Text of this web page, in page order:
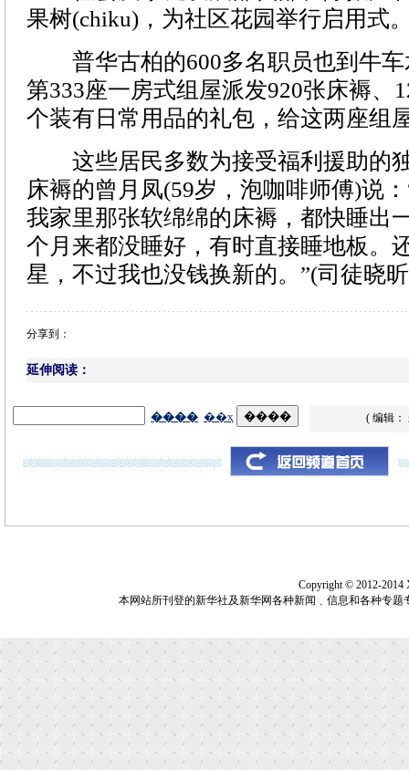
果树(chiku)，为社区花园举行启用式
普华古柏的600多名职员也到牛车
第333座一房式组屋派发920张床褥、
个装有日常用品的礼包，给这两座组
这些居民多数为接受福利援助的
床褥的曾月凤(59岁，泡咖啡师傅)说
我家里那张软绵绵的床褥，都快睡出
个月来都没睡好，有时直接睡地板。
星，不过我也没钱换新的。”(司徒晓
分享到：
延伸阅读：
( 编辑：
Copyright © 2012-2014
本网站所刊登的新华社及新华网各种新闻﹑信息和各种专